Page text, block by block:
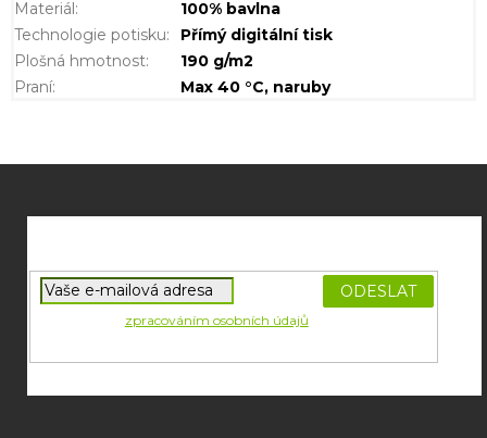
Materiál:
100% bavlna
Technologie potisku:
Přímý digitální tisk
Plošná hmotnost:
190 g/m2
Praní: Max 40 °C, naruby
zpracováním osobních údajů
PŘIHLÁSIT